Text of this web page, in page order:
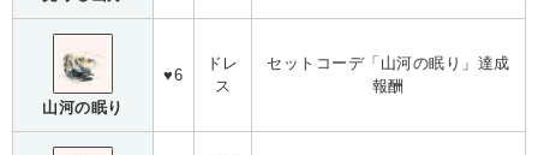
山河の眠り
♥6
ドレ
ス
セットコーデ「山河の眠り」達成
報酬